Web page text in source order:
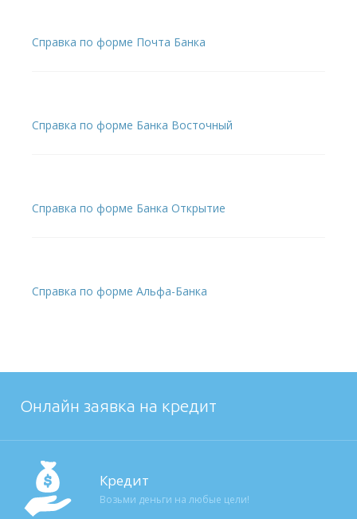
Справка по форме Почта Банка
Справка по форме Банка Восточный
Справка по форме Банка Открытие
Справка по форме Альфа-Банка
Онлайн заявка на кредит
Кредит
Возьми деньги на любые цели!